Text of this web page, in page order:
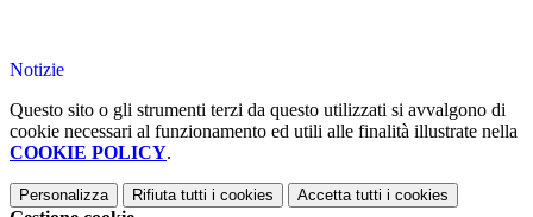
Notizie
Questo sito o gli strumenti terzi da questo utilizzati si avvalgono di
cookie necessari al funzionamento ed utili alle finalità illustrate nella
COOKIE POLICY.
Personalizza Rifiuta tutti i cookies Accetta tutti i cookies